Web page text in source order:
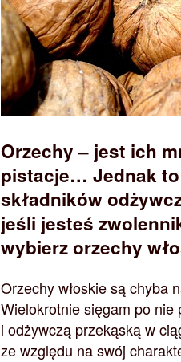
Orzechy – jest ich
pistacje… Jednak to
składników
jeśli jesteś
wybierz orzechy
Orzechy włoskie są chyba
Wielokrotnie sięgam po
i odżywczą przekąską w
ze względu na swój